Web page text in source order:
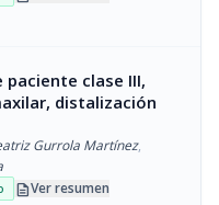
clase III,
distalización
Gurrola Martínez,
descriptionVer resumen